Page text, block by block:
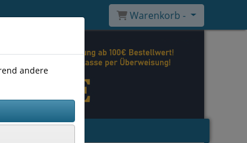
Warenkorb -
andere